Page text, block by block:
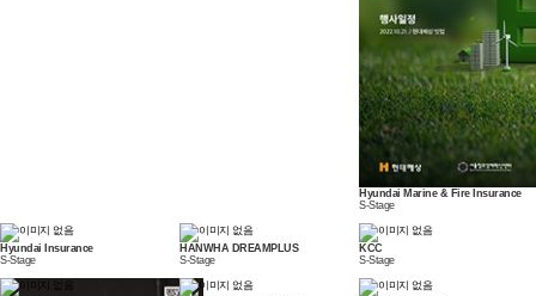
Hyundai Marine & Fire Insurance
S-Stage
Hyundai Insurance
S-Stage
HANWHA DREAMPLUS
S-Stage
KCC
S-Stage